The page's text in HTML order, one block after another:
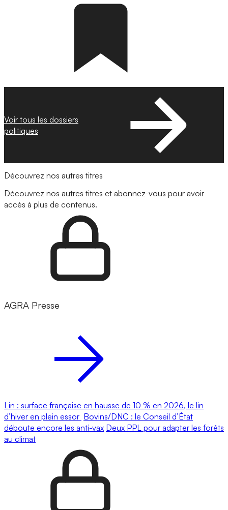
Voir tous les dossiers
politiques
Découvrez nos autres titres
Découvrez nos autres titres et abonnez-vous pour avoir
accès à plus de contenus.
AGRA Presse
Lin : surface française en hausse de 10 % en 2026, le lin
d’hiver en plein essor Bovins/DNC : le Conseil d’État
déboute encore les anti-vax Deux PPL pour adapter les forêts
au climat